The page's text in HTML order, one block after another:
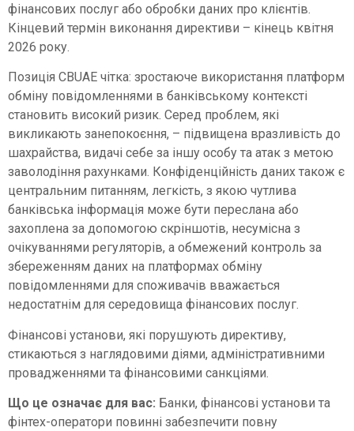
фінансових послуг або обробки даних про клієнтів.
Кінцевий термін виконання директиви – кінець квітня
2026 року.
Позиція CBUAE чітка: зростаюче використання платформ
обміну повідомленнями в банківському контексті
становить високий ризик. Серед проблем, які
викликають занепокоєння, – підвищена вразливість до
шахрайства, видачі себе за іншу особу та атак з метою
заволодіння рахунками. Конфіденційність даних також є
центральним питанням, легкість, з якою чутлива
банківська інформація може бути переслана або
захоплена за допомогою скріншотів, несумісна з
очікуваннями регуляторів, а обмежений контроль за
збереженням даних на платформах обміну
повідомленнями для споживачів вважається
недостатнім для середовища фінансових послуг.
Фінансові установи, які порушують директиву,
стикаються з наглядовими діями, адміністративними
провадженнями та фінансовими санкціями.
Що це означає для вас: Банки, фінансові установи та
фінтех-оператори повинні забезпечити повну